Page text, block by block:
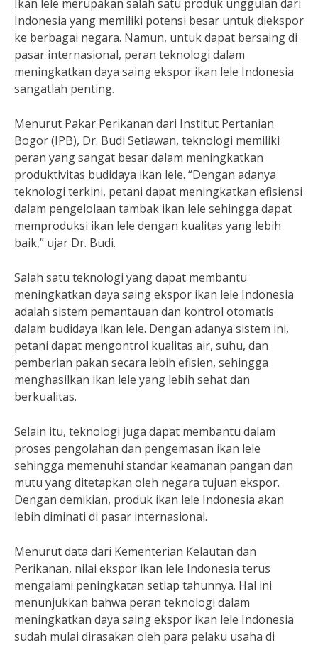
Ikan lele merupakan salah satu produk unggulan dari
Indonesia yang memiliki potensi besar untuk diekspor
ke berbagai negara. Namun, untuk dapat bersaing di
pasar internasional, peran teknologi dalam
meningkatkan daya saing ekspor ikan lele Indonesia
sangatlah penting.
Menurut Pakar Perikanan dari Institut Pertanian
Bogor (IPB), Dr. Budi Setiawan, teknologi memiliki
peran yang sangat besar dalam meningkatkan
produktivitas budidaya ikan lele. “Dengan adanya
teknologi terkini, petani dapat meningkatkan efisiensi
dalam pengelolaan tambak ikan lele sehingga dapat
memproduksi ikan lele dengan kualitas yang lebih
baik,” ujar Dr. Budi.
Salah satu teknologi yang dapat membantu
meningkatkan daya saing ekspor ikan lele Indonesia
adalah sistem pemantauan dan kontrol otomatis
dalam budidaya ikan lele. Dengan adanya sistem ini,
petani dapat mengontrol kualitas air, suhu, dan
pemberian pakan secara lebih efisien, sehingga
menghasilkan ikan lele yang lebih sehat dan
berkualitas.
Selain itu, teknologi juga dapat membantu dalam
proses pengolahan dan pengemasan ikan lele
sehingga memenuhi standar keamanan pangan dan
mutu yang ditetapkan oleh negara tujuan ekspor.
Dengan demikian, produk ikan lele Indonesia akan
lebih diminati di pasar internasional.
Menurut data dari Kementerian Kelautan dan
Perikanan, nilai ekspor ikan lele Indonesia terus
mengalami peningkatan setiap tahunnya. Hal ini
menunjukkan bahwa peran teknologi dalam
meningkatkan daya saing ekspor ikan lele Indonesia
sudah mulai dirasakan oleh para pelaku usaha di